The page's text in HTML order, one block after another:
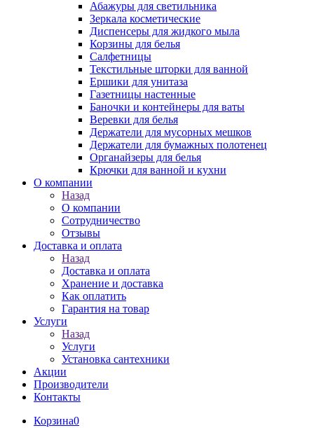
Абажуры для светильника
Зеркала косметические
Диспенсеры для жидкого мыла
Корзины для белья
Салфетницы
Текстильные шторки для ванной
Ершики для унитаза
Газетницы настенные
Баночки и контейнеры для ваты
Веревки для белья
Держатели для мусорных мешков
Держатели для бумажных полотенец
Органайзеры для белья
Крючки для ванной и кухни
О компании
Назад
О компании
Сотрудничество
Отзывы
Доставка и оплата
Назад
Доставка и оплата
Хранение и доставка
Как оплатить
Гарантия на товар
Услуги
Назад
Услуги
Установка сантехники
Акции
Производители
Контакты
Корзина0